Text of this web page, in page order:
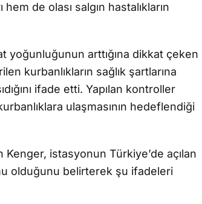
de olası salgın hastalıkların
yoğunluğunun arttığına dikkat çeken
kurbanlıkların sağlık şartlarına
ifade etti. Yapılan kontroller
ulaşmasının hedeflendiği
istasyonun Türkiye’de açılan
olduğunu belirterek şu ifadeleri